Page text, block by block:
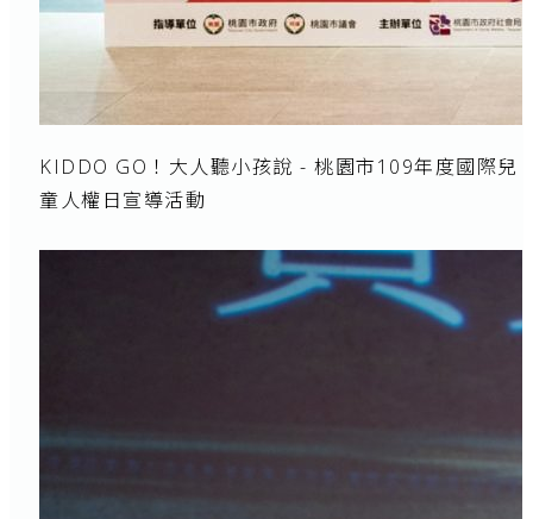
KIDDO GO！大人聽小孩說 - 桃園市109年度國際兒
童人權日宣導活動